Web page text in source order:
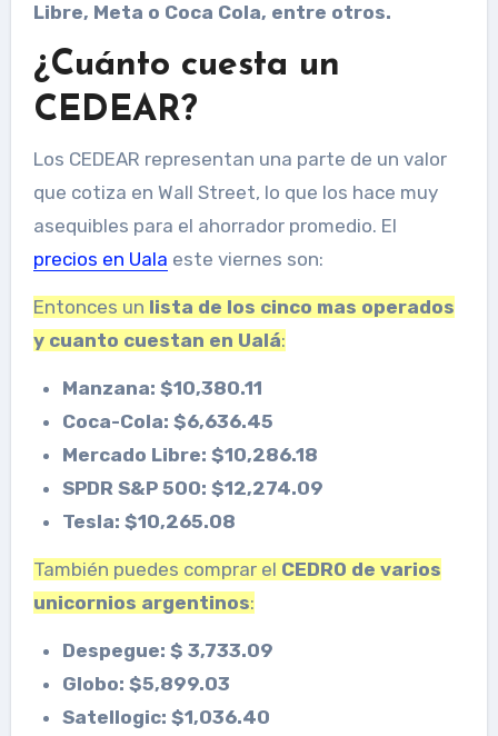
Libre, Meta o Coca Cola, entre otros.
¿Cuánto cuesta un
CEDEAR?
Los CEDEAR representan una parte de un valor
que cotiza en Wall Street, lo que los hace muy
asequibles para el ahorrador promedio. El
precios en Uala este viernes son:
Entonces un lista de los cinco mas operados
y cuanto cuestan en Ualá:
Manzana: $10,380.11
Coca-Cola: $6,636.45
Mercado Libre: $10,286.18
SPDR S&P 500: $12,274.09
Tesla: $10,265.08
También puedes comprar el CEDRO de varios
unicornios argentinos:
Despegue: $ 3,733.09
Globo: $5,899.03
Satellogic: $1,036.40